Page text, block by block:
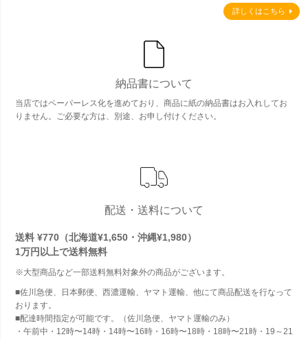
詳しくはこちら
納品書について
当店ではペーパーレス化を進めており、商品に紙の納品書はお入れしてお
りません。ご必要な方は、別途、お申し付けください。
配送・送料について
送料 ¥770（北海道¥1,650・沖縄¥1,980）
1万円以上で送料無料
※大型商品など一部送料無料対象外の商品がございます。
■佐川急便、日本郵便、西濃運輸、ヤマト運輸、他にて商品配送を行なって
おります。
■配達時間指定が可能です。（佐川急便、ヤマト運輸のみ）
・午前中・12時〜14時・14時〜16時・16時〜18時・18時〜21時・19～21